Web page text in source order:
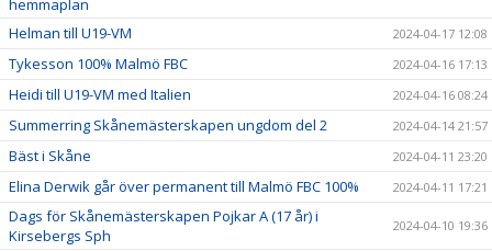
hemmaplan
Helman till U19-VM 2024-04-17 12:08
Tykesson 100% Malmö FBC 2024-04-16 17:13
Heidi till U19-VM med Italien 2024-04-16 08:24
Summerring Skånemästerskapen ungdom del 2 2024-04-14 21:57
Bäst i Skåne 2024-04-11 23:20
Elina Derwik går över permanent till Malmö FBC 100% 2024-04-11 17:21
Dags för Skånemästerskapen Pojkar A (17 år) i
Kirsebergs Sph
2024-04-10 19:36